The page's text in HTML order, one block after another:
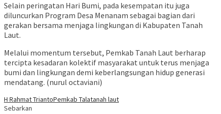
Selain peringatan Hari Bumi, pada kesempatan itu juga
diluncurkan Program Desa Menanam sebagai bagian dari
gerakan bersama menjaga lingkungan di Kabupaten Tanah
Laut.
Melalui momentum tersebut, Pemkab Tanah Laut berharap
tercipta kesadaran kolektif masyarakat untuk terus menjaga
bumi dan lingkungan demi keberlangsungan hidup generasi
mendatang. (nurul octaviani)
H Rahmat TriantoPemkab Talatanah laut
Sebarkan